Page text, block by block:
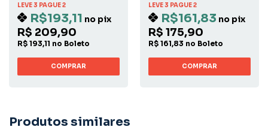
LEVE 3 PAGUE 2
R$193,11 no pix
R$ 209,90
R$ 193,11 no Boleto
COMPRAR
LEVE 3 PAGUE 2
R$161,83 no pix
R$ 175,90
R$ 161,83 no Boleto
COMPRAR
Produtos similares